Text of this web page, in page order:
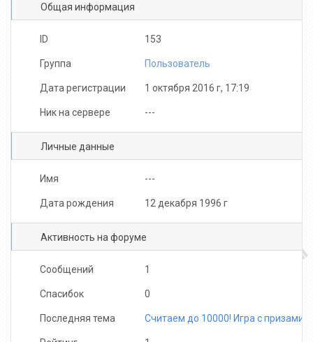
Общая информация
ID 153
Группа Пользователь
Дата регистрации 1 октября 2016 г, 17:19
Ник на сервере ---
Личные данные
Имя ---
Дата рождения 12 декабря 1996 г
Активность на форуме
Сообщений 1
Спасибок 0
Последняя тема Считаем до 10000! Игра с призами!